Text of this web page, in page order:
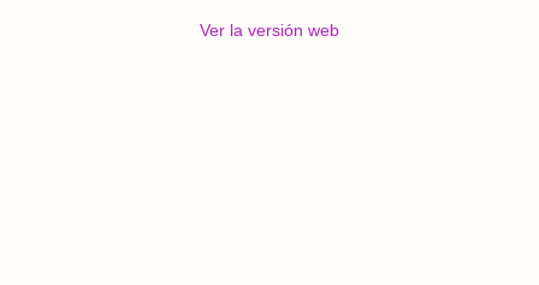
Ver la versión web